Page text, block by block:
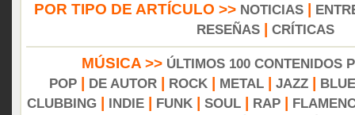
POR TIPO DE ARTÍCULO >> NOTICIAS|
RESEÑAS| CRÍTICAS
MÚSICA >> ÚLTIMOS 100 CONTENIDOS
POP
DE AUTOR ROCK METAL JAZZ
CLUBBING
INDIE FUNK SOUL RAP